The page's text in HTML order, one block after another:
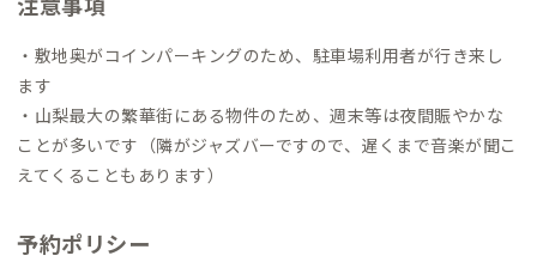
・敷地奥がコインパーキングのため、駐車場利用者が行き来し
ます
・山梨最大の繁華街にある物件のため、週末等は夜間賑やかな
ことが多いです（隣がジャズバーですので、遅くまで音楽が聞こ
えてくることもあります）
予約ポリシー